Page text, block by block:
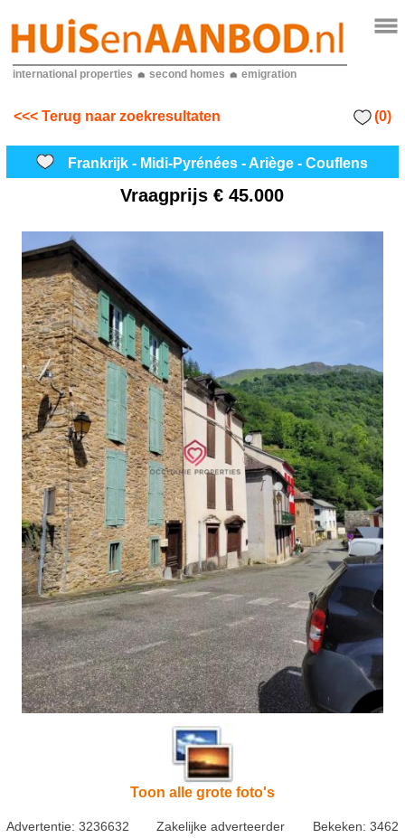
international properties second homes emigration
<<< Terug naar zoekresultaten (0)
Frankrijk - Midi-Pyrénées - Ariège - Couflens
Vraagprijs€ 45.000
Toon alle grote foto's
Advertentie: 3236632 Zakelijke adverteerder Bekeken: 3462